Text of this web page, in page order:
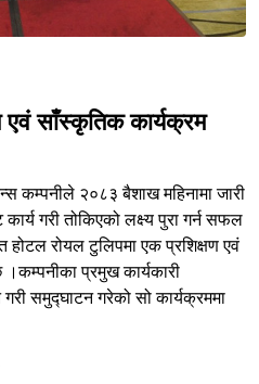
साँस्कृतिक कार्यक्रम
कम्पनीले २०८३ बैशाख महिनामा जारी
गरी तोकिएको लक्ष्य पुरा गर्न सफल
होटल रोयल टुलिपमा एक प्रशिक्षण एवं
प्रमुख कार्यकारी
समुद्घाटन गरेको सो कार्यक्रममा